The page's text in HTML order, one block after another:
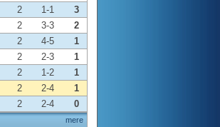
mere
2 1-1
3
2 3-3
2
2 4-5
1
2 2-3
1
2 1-2
1
2 2-4
1
2 2-4 0